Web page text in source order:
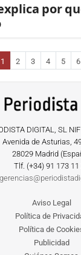
por
1 2 3 4 5 6
DIGITAL, SL
Avenida de Asturias,
28029 Madrid
Tlf. (+34) ‎91 173 11
Aviso Legal
Política de
Política de
Publicidad